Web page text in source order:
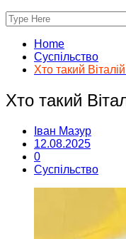
Home
Суспільство
Хто такий
Хто такий
Іван Мазур
12.08.2025
0
Суспільство